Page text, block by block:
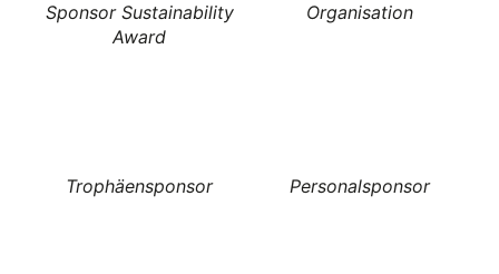
Sponsor Sustainability
Award
Organisation
Trophäensponsor Personalsponsor